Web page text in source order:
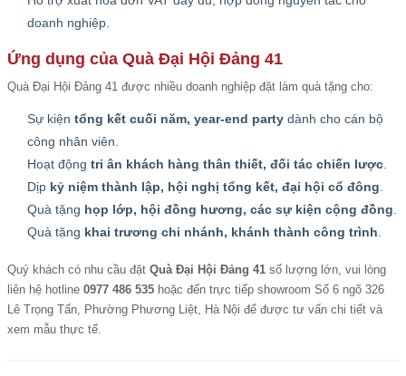
doanh nghiệp.
Ứng dụng của Quà Đại Hội Đảng 41
Quà Đại Hội Đảng 41 được nhiều doanh nghiệp đặt làm quà tặng cho:
Sự kiện tổng kết cuối năm, year-end party dành cho cán bộ
công nhân viên.
Hoạt động tri ân khách hàng thân thiết, đối tác chiến lược
Dịp kỷ niệm thành lập, hội nghị tổng kết, đại hội cổ đông
Quà tặng họp lớp, hội đồng hương, các sự kiện cộng đồng
Quà tặng khai trương chi nhánh, khánh thành công trình
Quý khách có nhu cầu đặt Quà Đại Hội Đảng 41 số lượng lớn, vui lòng
liên hệ hotline 0977 486 535 hoặc đến trực tiếp showroom Số 6 ngõ 326
Lê Trọng Tấn, Phường Phương Liệt, Hà Nội để được tư vấn chi tiết và
xem mẫu thực tế.